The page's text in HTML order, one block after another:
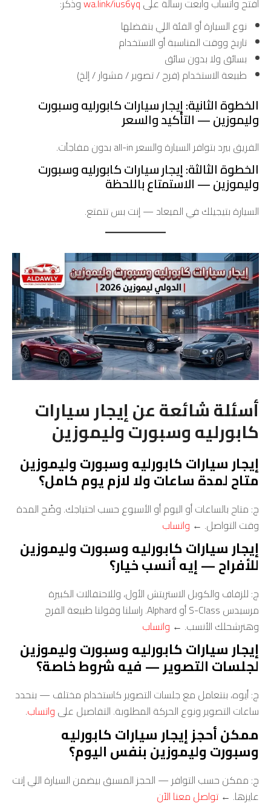
افتح واتساب وابعت رسالة على wa.link/ius6yqوذكر:
نوع السيارة أو الفئة اللي بتفضلها
تاريخ ووقت المناسبة أو الاستخدام
بسائق ولا بدون سائق
طبيعة الاستخدام (فرح / تصوير / مشوار / إلخ)
الخطوة الثانية: إيجار سيارات كابورليه وسبورت
وليموزين — التأكيد والسعر
الفريق بيرد بتوافر السيارة والسعر all-in بدون مفاجآت.
الخطوة الثالثة: إيجار سيارات كابورليه وسبورت
وليموزين — الاستمتاع باللحظة
السيارة بتيجيلك في الميعاد — إنت بس تتمتع.
أسئلة شائعة عن إيجار سيارات
كابورليه وسبورت وليموزين
إيجار سيارات كابورليه وسبورت وليموزين
متاح لمدة ساعات ولا لازم يوم كامل؟
ج: متاح بالساعات أو اليوم أو الأسبوع حسب احتياجك. وضّح المدة
وقت التواصل. ← واتساب
إيجار سيارات كابورليه وسبورت وليموزين
للأفراح — إيه أنسب خيار؟
ج: للزفاف والكوبل الاستريتش الأول، وللاحتفالات الكبيرة
مرسيدس S-Class أو Alphard. راسلنا وقولنا طبيعة الفرح
وهنرشحلك الأنسب. ← واتساب
إيجار سيارات كابورليه وسبورت وليموزين
لجلسات التصوير — فيه شروط خاصة؟
ج: أيوه، بنتعامل مع جلسات التصوير كاستخدام مختلف — بنحدد
ساعات التصوير ونوع الحركة المطلوبة. التفاصيل على واتساب.
ممكن أحجز إيجار سيارات كابورليه
وسبورت وليموزين بنفس اليوم؟
ج: ممكن حسب التوافر — الحجز المسبق بيضمن السيارة اللي إنت
عايزها. ← تواصل معنا الآن